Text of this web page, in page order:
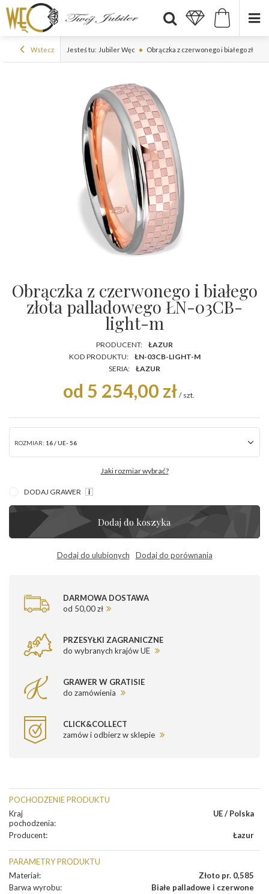
Wstecz Jesteś tu: Jubiler Węc Obrączka z czerwonego i białego
Obrączka z czerwonego i białego
złota palladowego ŁN-03CB-
light-m
PRODUCENT:
ŁAZUR
KOD PRODUKTU:
ŁN-03CB-LIGHT-M
SERIA:
ŁAZUR
od 5 254,00 zł / szt.
ROZMIAR: 16 / UE- 56
Jaki rozmiar wybrać?
DODAJ GRAWER
Dodaj do koszyka
Dodaj do ulubionych Dodaj do porównania
DARMOWA DOSTAWA
od 50,00 zł
PRZESYŁKI ZAGRANICZNE
do wybranych krajów UE
GRAWER W GRATISIE
do zamówienia
CLICK&COLLECT
zamów i odbierz w sklepie
POCHODZENIE PRODUKTU
Kraj
pochodzenia:
UE / Polska
Producent: Łazur
PARAMETRY PRODUKTU
Materiał:
Złoto pr. 0,585
Barwa wyrobu:
Białe palladowe i czerwone